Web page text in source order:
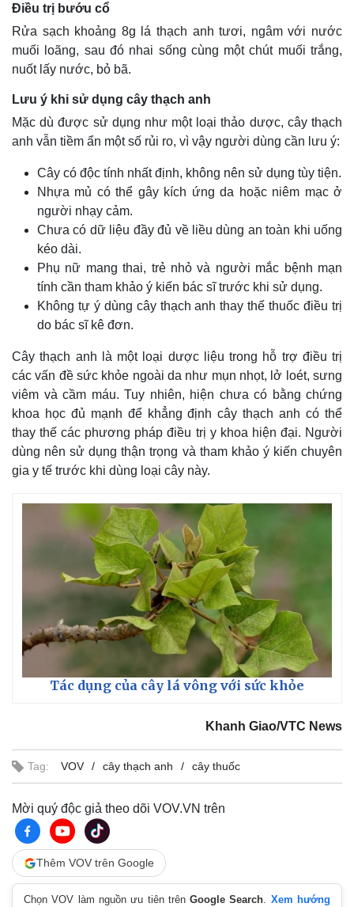
Quan sát
Cuộc sống đó đây
Hồ sơ
Ảnh
E-Magazine
Điều trị bướu cổ
Rửa sạch khoảng 8g lá thạch anh tươi, ngâm với nước
muối loãng, sau đó nhai sống cùng một chút muối trắng,
nuốt lấy nước, bỏ bã.
Lưu ý khi sử dụng cây thạch anh
Mặc dù được sử dụng như một loại thảo dược, cây thạch
anh vẫn tiềm ẩn một số rủi ro, vì vậy người dùng cần lưu ý:
Cây có độc tính nhất định, không nên sử dụng tùy tiện.
Nhựa mủ có thể gây kích ứng da hoặc niêm mạc ở
người nhạy cảm.
Chưa có dữ liệu đầy đủ về liều dùng an toàn khi uống
kéo dài.
Phụ nữ mang thai, trẻ nhỏ và người mắc bệnh mạn
tính cần tham khảo ý kiến bác sĩ trước khi sử dụng.
Không tự ý dùng cây thạch anh thay thế thuốc điều trị
do bác sĩ kê đơn.
Cây thạch anh là một loại dược liệu trong hỗ trợ điều trị
các vấn đề sức khỏe ngoài da như mụn nhọt, lở loét, sưng
viêm và cầm máu. Tuy nhiên, hiện chưa có bằng chứng
khoa học đủ mạnh để khẳng định cây thạch anh có thể
thay thế các phương pháp điều trị y khoa hiện đại. Người
dùng nên sử dụng thận trọng và tham khảo ý kiến chuyên
gia y tế trước khi dùng loại cây này.
Tác dụng của cây lá vông với sức khỏe
Khanh Giao/VTC News
Tag: VOV cây thạch anh cây thuốc
Mời quý độc giả theo dõi VOV.VN trên
Thêm VOV trên Google
Chọn VOV làm nguồn ưu tiên trênGoogle Search. Xem hướng